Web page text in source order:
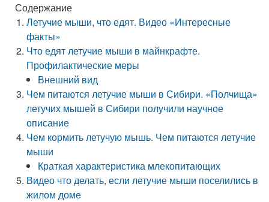
Содержание
Летучие мыши, что едят. Видео «Интересные
факты»
Что едят летучие мыши в майнкрафте.
Профилактические меры
Внешний вид
Чем питаются летучие мыши в Сибири. «Полчища»
летучих мышей в Сибири получили научное
описание
Чем кормить летучую мышь. Чем питаются летучие
мыши
Краткая характеристика млекопитающих
Видео что делать, если летучие мыши поселились в
жилом доме